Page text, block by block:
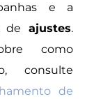
e a
de ajustes.
como
consulte
de